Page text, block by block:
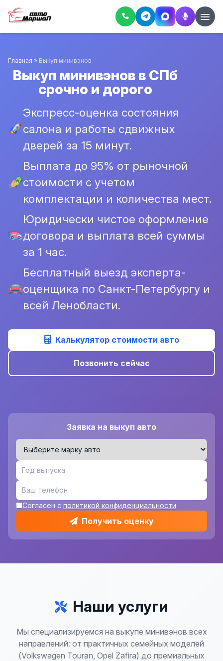
Главная » Выкуп минивэнов
Выкуп минивэнов в СПб
срочно и дорого
Экспресс-оценка состояния
салона и работы сдвижных
дверей за 15 минут.
Выплата до 95% от рыночной
стоимости с учетом
комплектации и количества мест.
Юридически чистое оформление
договора и выплата всей суммы
за 1 час.
Бесплатный выезд эксперта-
оценщика по Санкт-Петербургу и
всей Ленобласти.
Калькулятор стоимости авто
Позвонить сейчас
Заявка на выкуп авто
Согласен с политикой конфиденциальности
Получить оценку
Наши услуги
Мы специализируемся на выкупе минивэнов всех
направлений: от практичных семейных моделей
(Volkswagen Touran, Opel Zafira) до премиальных